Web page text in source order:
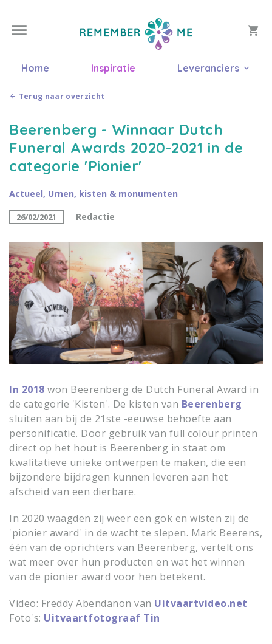
Home Inspiratie Leveranciers
Terug naar overzicht
Beerenberg - Winnaar Dutch
Funeral Awards 2020-2021 in de
categorie 'Pionier'
Actueel, Urnen, kisten & monumenten
26/02/2021 Redactie
In 2018 won Beerenberg de Dutch Funeral Award in
de categorie 'Kisten'. De kisten van Beerenberg
sluiten aan bij de 21ste -eeuwse behoefte aan
personificatie. Door gebruik van full colour printen
direct op het hout is Beerenberg in staat om
kwalitatieve unieke ontwerpen te maken, die een
bijzondere bijdragen kunnen leveren aan het
afscheid van een dierbare.
In 2020 waagden zij weer een gok en wisten zij de
'pionier award' in de wacht te slepen. Mark Beerens,
één van de oprichters van Beerenberg, vertelt ons
wat meer over hun producten en wat het winnen
van de pionier award voor hen betekent.
Video: Freddy Abendanon van Uitvaartvideo.net
Foto's: Uitvaartfotograaf Tin